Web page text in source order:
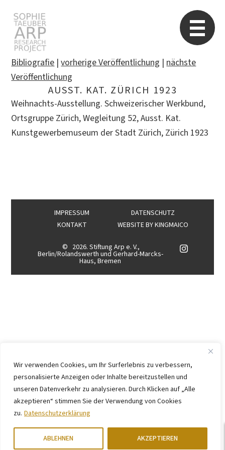
Wir verwenden Cookies, um Ihr Surferlebnis zu verbessern,
personalisierte Anzeigen oder Inhalte bereitzustellen und
unseren Datenverkehr zu analysieren. Durch Klicken auf „Alle
akzeptieren“ stimmen Sie der Verwendung von Cookies
zu. Datenschutzerklärung
ABLEHNEN AKZEPTIEREN
Suchen
nach:
Bibliografie|vorherige Veröffentlichung |nächste
Veröffentlichung
AUSST. KAT. ZÜRICH 1923
Weihnachts-Ausstellung. Schweizerischer Werkbund,
Ortsgruppe Zürich, Wegleitung 52, Ausst. Kat.
Kunstgewerbemuseum der Stadt Zürich, Zürich 1923
IMPRESSUM
DATENSCHUTZ
KONTAKT
WEBSITE BYKINGMAICO
© 2026. Stiftung Arp e. V.,
Berlin/Rolandswerth und Gerhard-Marcks-
Haus, Bremen